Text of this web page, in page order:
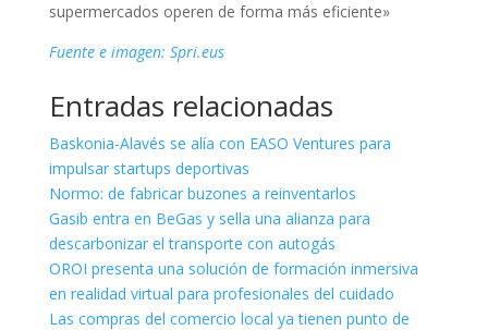
supermercados operen de forma más eficiente»
Fuente e imagen: Spri.eus
Entradas relacionadas
Baskonia-Alavés se alía con EASO Ventures para
impulsar startups deportivas
Normo: de fabricar buzones a reinventarlos
Gasib entra en BeGas y sella una alianza para
descarbonizar el transporte con autogás
OROI presenta una solución de formación inmersiva
en realidad virtual para profesionales del cuidado
Las compras del comercio local ya tienen punto de